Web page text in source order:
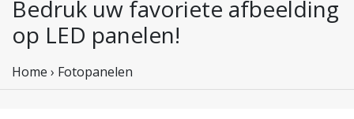
Bedruk uw favoriete afbeelding
op LED panelen!
Home › Fotopanelen